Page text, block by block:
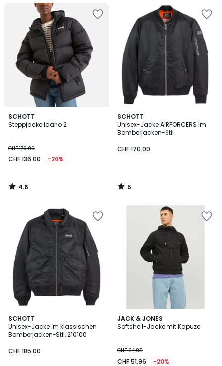
SCHOTT
Steppjacke Idaho 2
CHF 170.00
CHF 136.00 -20%
4.6
/ 5
4.6
/
SCHOTT
Unisex-Jacke AIRFORCERS im
Bomberjacken-Stil
CHF 170.00
5
/
5
5
/
SCHOTT
Unisex-Jacke im klassischen
Bomberjacken-Stil, 210100
CHF 185.00
5
/
5
3
Farben
JACK & JONES
Softshell-Jacke mit Kapuze
CHF 64.95
CHF 51.96 -20%
4.9
/ 5
2
Farben